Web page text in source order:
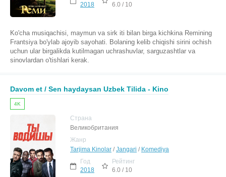
2018
6.0 / 10
Ko'cha musiqachisi, maymun va sirk iti bilan birga kichkina Remining
Frantsiya bo'ylab ajoyib sayohati. Bolaning kelib chiqishi sirini ochish
uchun ular birgalikda kutilmagan uchrashuvlar, sarguzashtlar va
sinovlardan o'tishlari kerak.
Davom et / Sen haydaysan Uzbek Tilida - Kino
4K
Страна
Великобритания
Жанр
Tarjima Kinolar /Jangari / Komediya
Год
2018
Рейтинг
6.0 / 10